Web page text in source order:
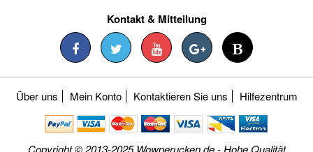
Kontakt & Mitteilung
Über uns Mein Konto Kontaktieren Sie uns Hilfezentrum
Copyright © 2013-2025 Wowperucken.de - Hohe Qualität